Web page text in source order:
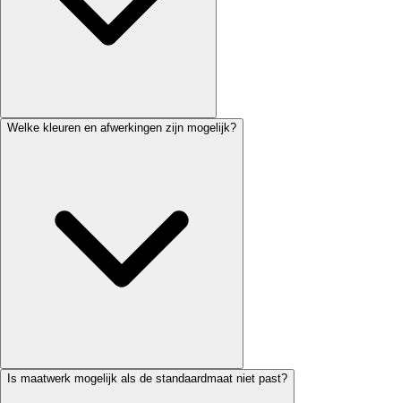
Welke kleuren en afwerkingen zijn mogelijk?
Is maatwerk mogelijk als de standaardmaat niet past?